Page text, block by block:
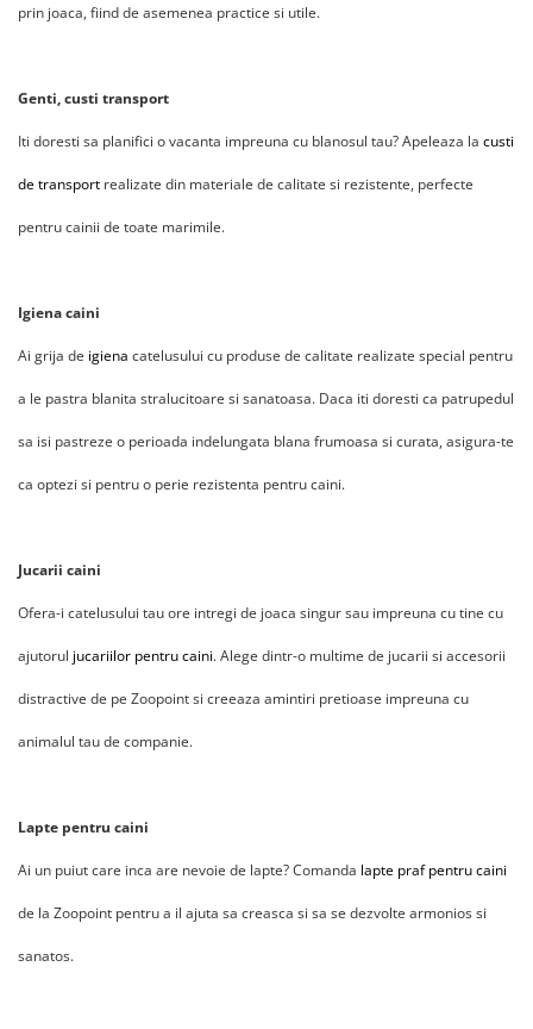
prin joaca, fiind de asemenea practice si utile.
Genti, custi transport
Iti doresti sa planifici o vacanta impreuna cu blanosul tau? Apeleaza la custi
de transport realizate din materiale de calitate si rezistente, perfecte
pentru cainii de toate marimile.
Igiena caini
Ai grija de igiena catelusului cu produse de calitate realizate special pentru
a le pastra blanita stralucitoare si sanatoasa. Daca iti doresti ca patrupedul
sa isi pastreze o perioada indelungata blana frumoasa si curata, asigura-te
ca optezi si pentru o perie rezistenta pentru caini.
Jucarii caini
Ofera-i catelusului tau ore intregi de joaca singur sau impreuna cu tine cu
ajutorul jucariilor pentru caini. Alege dintr-o multime de jucarii si accesorii
distractive de pe Zoopoint si creeaza amintiri pretioase impreuna cu
animalul tau de companie.
Lapte pentru caini
Ai un puiut care inca are nevoie de lapte? Comanda lapte praf pentru caini
de la Zoopoint pentru a il ajuta sa creasca si sa se dezvolte armonios si
sanatos.